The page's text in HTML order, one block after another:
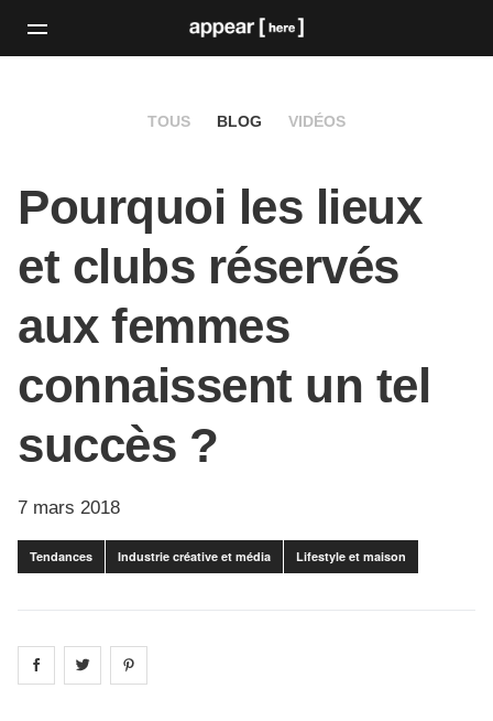
TOUS BLOG VIDÉOS
Pourquoi les lieux
et clubs réservés
aux femmes
connaissent un tel
succès ?
7 mars 2018
Tendances Industrie créative et média Lifestyle et maison
Share on facebook
Share on